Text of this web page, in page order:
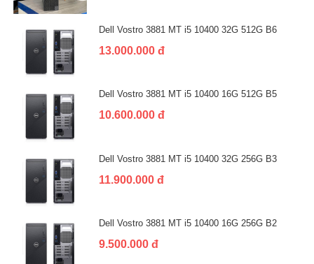
Dell Vostro 3881 MT i5 10400 32G 512G B6
13.000.000 đ
Dell Vostro 3881 MT i5 10400 16G 512G B5
10.600.000 đ
Dell Vostro 3881 MT i5 10400 32G 256G B3
11.900.000 đ
Dell Vostro 3881 MT i5 10400 16G 256G B2
9.500.000 đ